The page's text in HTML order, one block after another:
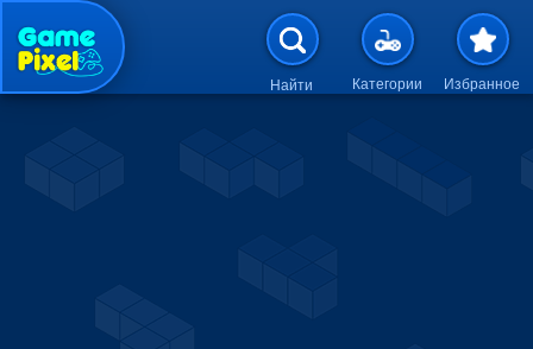
Перейти к основному
Найти Категории Избранное